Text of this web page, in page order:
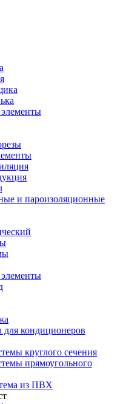
и пароизоляционные
кондиционеров
круглого сечения
прямоугольного
из ПВХ